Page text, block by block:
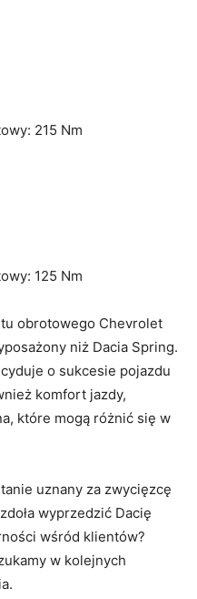
215 ⁢Nm
⁣125 Nm
obrotowego‍ Chevrolet
niż‍ Dacia Spring.
o‌ sukcesie pojazdu
⁢komfort jazdy,
które mogą różnić się w
uznany za‌ zwycięzcę​
⁣wyprzedzić Dacię
wśród ‍klientów?
w⁤ kolejnych